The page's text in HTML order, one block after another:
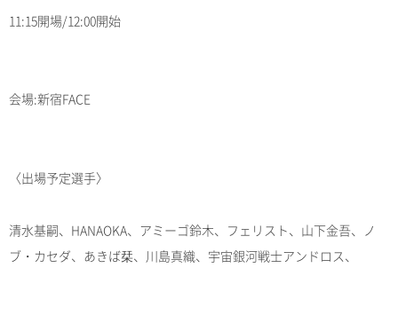
11:15開場/12:00開始
会場:新宿FACE
〈出場予定選手〉
清水基嗣、HANAOKA、アミーゴ鈴木、フェリスト、山下金吾、ノ
ブ・カセダ、あきば栞、川島真織、宇宙銀河戦士アンドロス、